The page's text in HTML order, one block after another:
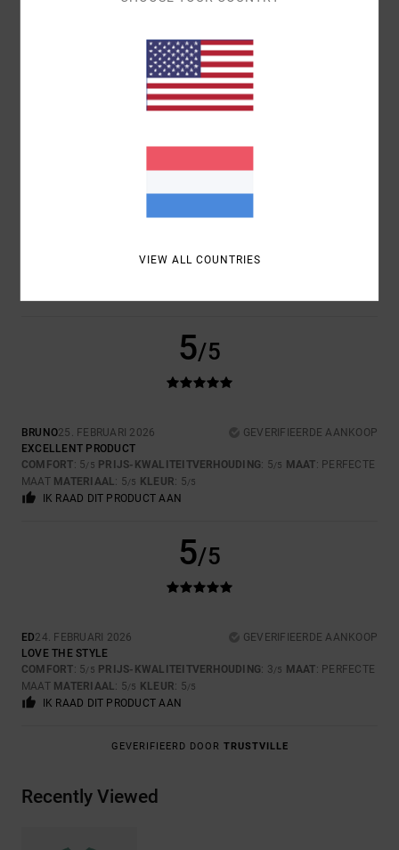
PRIJS-KWALITEITVERHOUDING
4.0
5/5
BRUNO25. FEBRUARI 2026
GEVERIFIEERDE AANKOOP
EXCELLENT PRODUCT
COMFORT: 5/5 PRIJS-KWALITEITVERHOUDING: 5/5 MAAT: PERFECTE
MAAT MATERIAAL: 5/5 KLEUR: 5/5
IK RAAD DIT PRODUCT AAN
5/5
ED24. FEBRUARI 2026
GEVERIFIEERDE AANKOOP
LOVE THE STYLE
COMFORT: 5/5 PRIJS-KWALITEITVERHOUDING: 3/5 MAAT: PERFECTE
MAAT MATERIAAL: 5/5 KLEUR: 5/5
IK RAAD DIT PRODUCT AAN
GEVERIFIEERD DOOR TRUSTVILLE
Recently Viewed
VIEW ALL COUNTRIES